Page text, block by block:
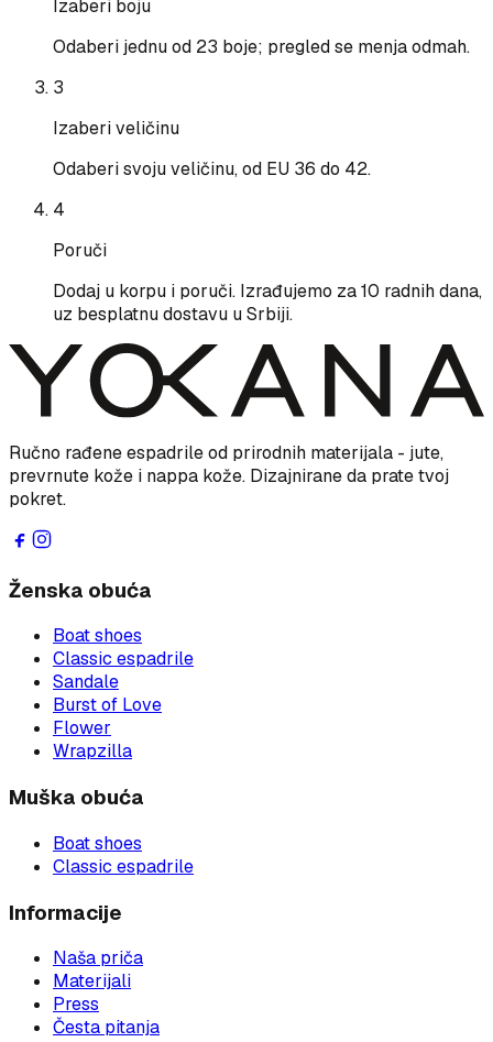
Izaberi boju
Odaberi jednu od 23 boje; pregled se menja odmah.
3
Izaberi veličinu
Odaberi svoju veličinu, od EU 36 do 42.
4
Poruči
Dodaj u korpu i poruči. Izrađujemo za 10 radnih dana,
uz besplatnu dostavu u Srbiji.
Ručno rađene espadrile od prirodnih materijala - jute,
prevrnute kože i nappa kože. Dizajnirane da prate tvoj
pokret.
Ženska obuća
Boat shoes
Classic espadrile
Sandale
Burst of Love
Flower
Wrapzilla
Muška obuća
Boat shoes
Classic espadrile
Informacije
Naša priča
Materijali
Press
Česta pitanja